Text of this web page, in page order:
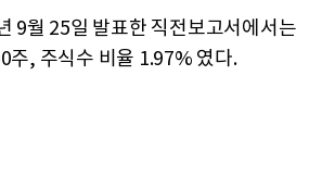
9월 25일 발표한 직전보고서에서는
주, 주식수 비율 1.97% 였다.